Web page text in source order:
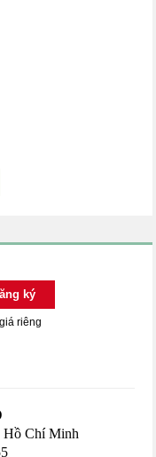
ký
riêng
Hồ Chí Minh